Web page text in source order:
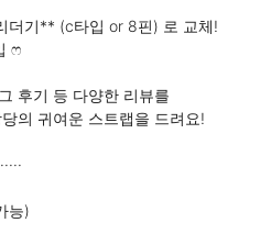
더기** (c타입 or 8핀) 로 교체!
ෆ
후기 등 다양한 리뷰를
의 귀여운 스트랩을 드려요!
능)